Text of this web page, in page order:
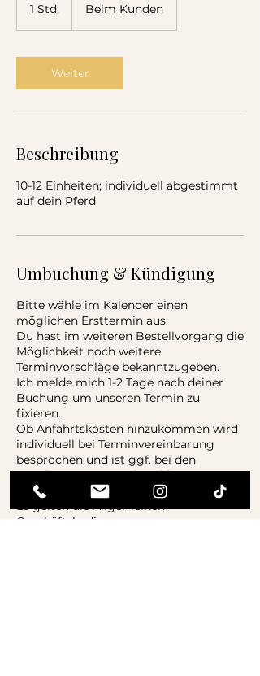
1 Std.
d
Beim Kunden
Weiter
Beschreibung
10-12 Einheiten; individuell abgestimmt
auf dein Pferd
Umbuchung & Kündigung
Bitte wähle im Kalender einen
möglichen Ersttermin aus.
Du hast im weiteren Bestellvorgang die
Möglichkeit noch weitere
Terminvorschläge bekanntzugeben.
Ich melde mich 1-2 Tage nach deiner
Buchung um unseren Termin zu
fixieren.
Ob Anfahrtskosten hinzukommen wird
individuell bei Terminvereinbarung
besprochen und ist ggf. bei den
Terminen vor Ort zu bezahlen.
Es gelten die Allgemeinen
Geschäftsbedingungen